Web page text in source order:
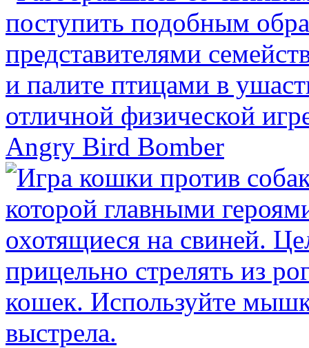
Angry Bird Bomber